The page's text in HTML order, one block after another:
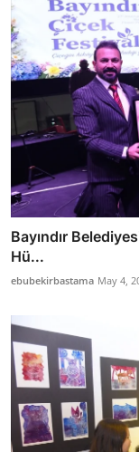
Bayındır
Hü...
ebubekirbastama May 4,